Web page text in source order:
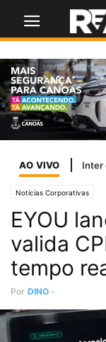
AO VIVO
Notícias Corporativas
EYOU
valida
tempo
Por DINO -